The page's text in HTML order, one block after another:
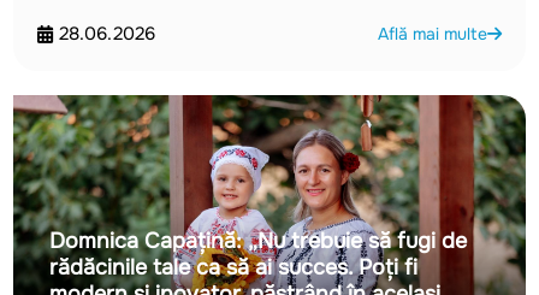
28.06.2026 Află mai multe
Domnica Capațină: „Nu trebuie să fugi de
rădăcinile tale ca să ai succes. Poți fi